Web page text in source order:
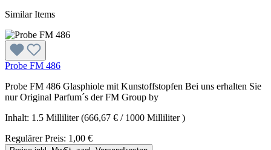
Similar Items
Probe FM 486
Probe FM 486 Glasphiole mit Kunstoffstopfen Bei uns erhalten Sie
nur Original Parfum´s der FM Group by
Inhalt: 1.5 Milliliter(666,67 € / 1000 Milliliter )
Regulärer Preis: 1,00 €